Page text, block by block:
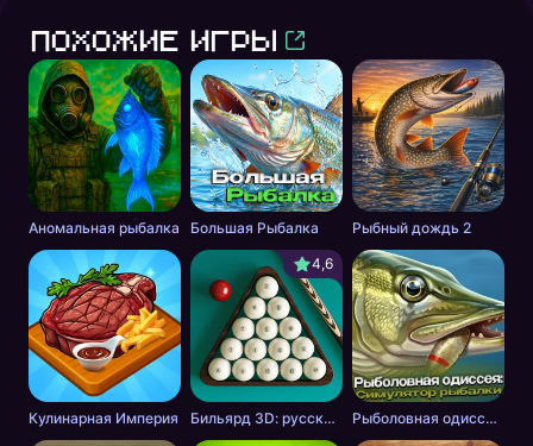
Похожие игры
Аномальная рыбалка Большая Рыбалка Рыбный дождь 2
Кулинарная Империя
4,6
Бильярд 3D: русский бильярд Рыболовная одиссея: Симулятор рыбалки